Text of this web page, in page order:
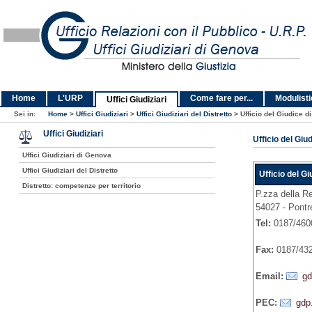
Home L'URP Uffici Giudiziari Come fare per...
Sei in: Home > Uffici Giudiziari > Uffici Giudiziari del Distretto > Ufficio del Giudice
Ufficio del
Ufficio del
P.zza della
54027 -
Tel: 0187/
Fax: 0187/
Email:
PEC:
Uffici Giudiziari
Uffici Giudiziari di Genova
Uffici Giudiziari del Distretto
Distretto: competenze per territorio